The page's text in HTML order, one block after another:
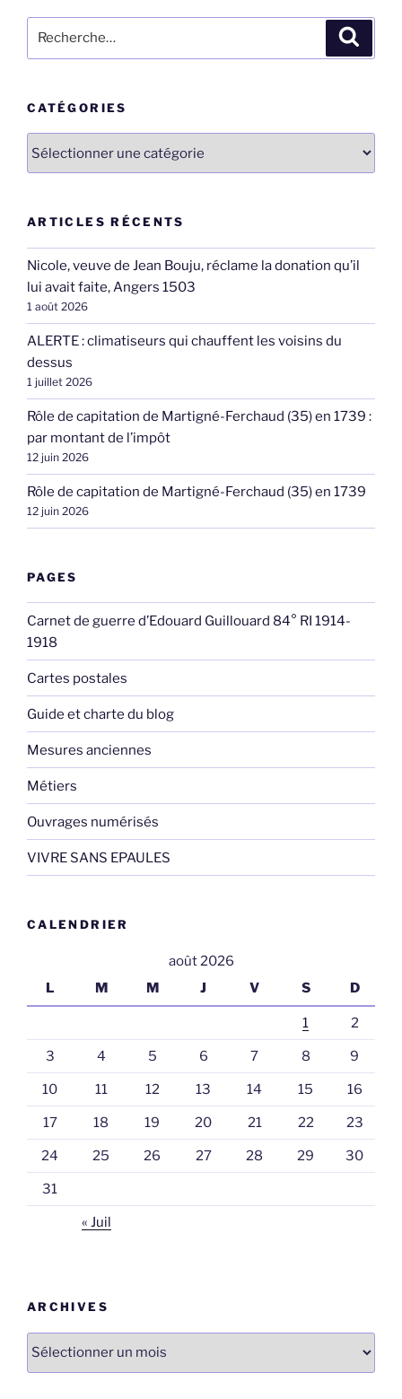
pour
CATÉGORIES
ARTICLES RÉCENTS
Nicole, veuve de Jean Bouju, réclame la donation qu’il
lui avait faite, Angers 1503
1 août 2026
ALERTE : climatiseurs qui chauffent les voisins du
dessus
1 juillet 2026
Rôle de capitation de Martigné-Ferchaud (35) en 1739 :
par montant de l’impôt
12 juin 2026
Rôle de capitation de Martigné-Ferchaud (35) en 1739
12 juin 2026
PAGES
Carnet de guerre d’Edouard Guillouard 84° RI 1914-
1918
Cartes postales
Guide et charte du blog
Mesures anciennes
Métiers
Ouvrages numérisés
VIVRE SANS EPAULES
CALENDRIER
août 2026
L
M M J V S D
1 2
3 4 5 6 7 8 9
10 11 12 13 14 15 16
17 18 19 20 21 22 23
24 25 26 27 28 29 30
31
« Juil
ARCHIVES
Archives